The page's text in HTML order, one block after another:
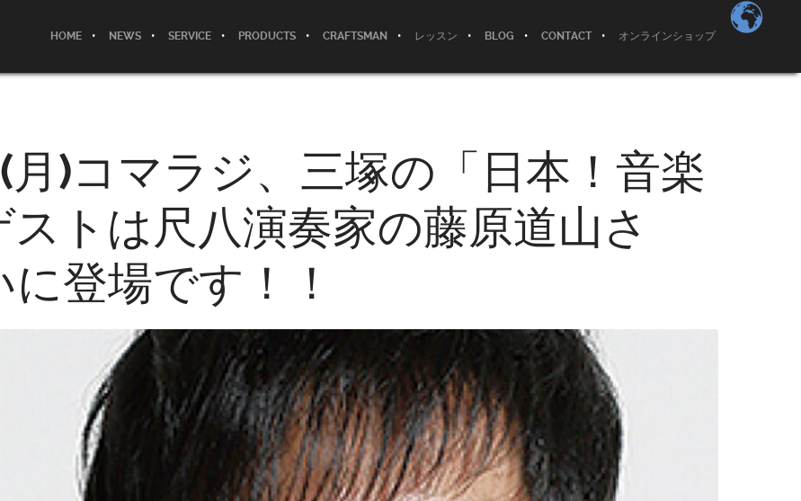
HOME NEWS SERVICE PRODUCTS CRAFTSMAN レッスン BLOG CONTACT オンラインショップ
月)コマラジ、三塚の「日本！音楽
トは尺八演奏家の藤原道山さ
登場です！！